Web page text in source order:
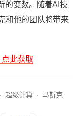
的变数。随着AI技
和他的团队将带来
此获取
· 超级计算 · 马斯克